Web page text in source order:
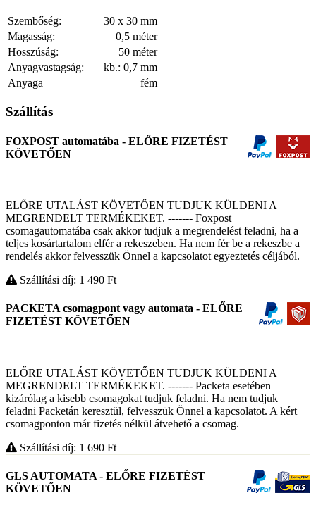
Szembőség:
30 x 30 mm
Magasság:
0,5 méter
Hosszúság:
50 méter
Anyagvastagság:
kb.: 0,7 mm
Anyaga
fém
Szállítás
FOXPOST automatába - ELŐRE FIZETÉST
KÖVETŐEN
ELŐRE UTALÁST KÖVETŐEN TUDJUK KÜLDENI A
MEGRENDELT TERMÉKEKET. ------- Foxpost
csomagautomatába csak akkor tudjuk a megrendelést feladni, ha a
teljes kosártartalom elfér a rekeszeben. Ha nem fér be a rekeszbe a
rendelés akkor felvesszük Önnel a kapcsolatot egyeztetés céljából.
Szállítási díj: 1 490 Ft
PACKETA csomagpont vagy automata - ELŐRE
FIZETÉST KÖVETŐEN
ELŐRE UTALÁST KÖVETŐEN TUDJUK KÜLDENI A
MEGRENDELT TERMÉKEKET. ------- Packeta esetében
kizárólag a kisebb csomagokat tudjuk feladni. Ha nem tudjuk
feladni Packetán keresztül, felvesszük Önnel a kapcsolatot. A kért
csomagponton már fizetés nélkül átvehető a csomag.
Szállítási díj: 1 690 Ft
GLS AUTOMATA - ELŐRE FIZETÉST
KÖVETŐEN